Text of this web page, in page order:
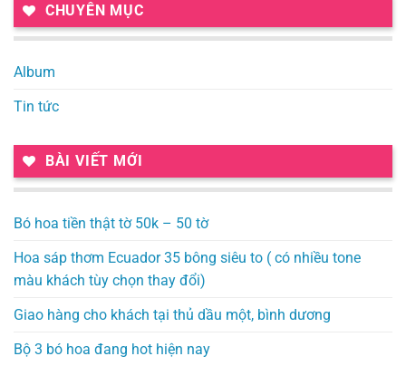
CHUYÊN MỤC
Album
Tin tức
BÀI VIẾT MỚI
Bó hoa tiền thật tờ 50k – 50 tờ
Hoa sáp thơm Ecuador 35 bông siêu to ( có nhiều tone
màu khách tùy chọn thay đổi)
Giao hàng cho khách tại thủ dầu một, bình dương
Bộ 3 bó hoa đang hot hiện nay